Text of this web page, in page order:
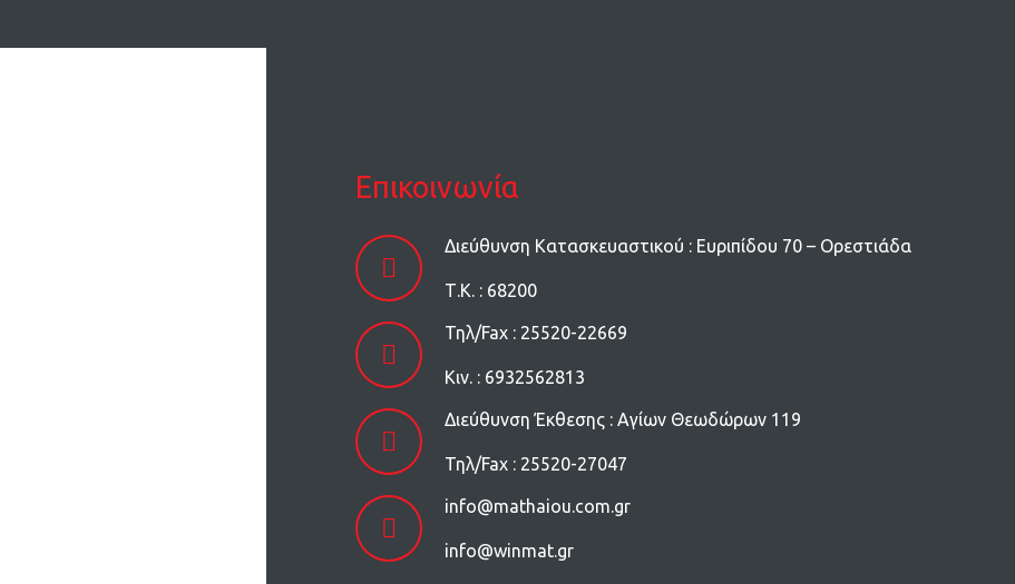
Επικοινωνία
Διεύθυνση Κατασκευαστικού : Ευριπίδου 70 – Ορεστιάδα
Τ.Κ. : 68200
Τηλ/Fax : 25520-22669
Kιν. : 6932562813
Διεύθυνση Έκθεσης : Αγίων Θεωδώρων 119
Τηλ/Fax : 25520-27047
info@mathaiou.com.gr
info@winmat.gr